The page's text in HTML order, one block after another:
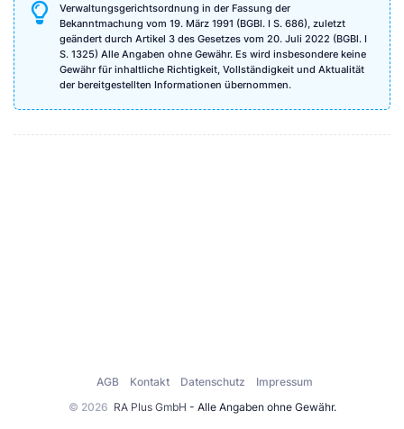
Verwaltungsgerichtsordnung in der Fassung der
Bekanntmachung vom 19. März 1991 (BGBl. I S. 686), zuletzt
geändert durch Artikel 3 des Gesetzes vom 20. Juli 2022 (BGBl. I
S. 1325) Alle Angaben ohne Gewähr. Es wird insbesondere keine
Gewähr für inhaltliche Richtigkeit, Vollständigkeit und Aktualität
der bereitgestellten Informationen übernommen.
© 2026 RA Plus GmbH - Alle Angaben ohne Gewähr.
AGB Kontakt Datenschutz Impressum